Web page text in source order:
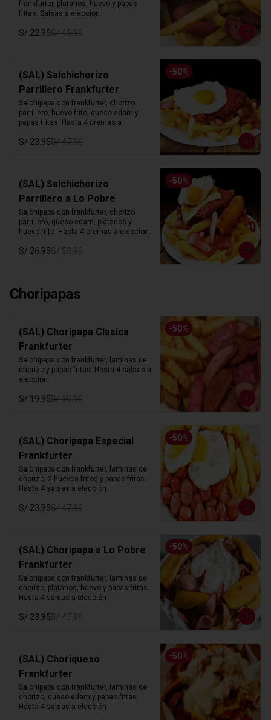
frankfurter, platanos, huevo y papas
fritas. Salsas a eleccion.
S/ 22.95S/ 45.90
-50%
(SAL) Salchichorizo
Parrillero Frankfurter
Salchipapa con frankfurter, chorizo
parrillero, huevo frito, queso edam y
papas fritas. Hasta 4 cremas a
S/ 23.95S/ 47.90
-50%
(SAL) Salchichorizo
Parrillero a Lo Pobre
Salchipapa con frankfurter, chorizo
parrillero, queso edam, plátanos y
huevo frito. Hasta 4 cremas a eleccion.
S/ 26.95S/ 53.90
Choripapas
-50%
(SAL) Choripapa Clasica
Frankfurter
Salchipapa con frankfurter, laminas de
chorizo y papas fritas. Hasta 4 salsas a
elección.
S/ 19.95S/ 39.90
-50%
(SAL) Choripapa Especial
Frankfurter
Salchipapa con frankfurter, laminas de
chorizo, 2 huevos fritos y papas fritas.
Hasta 4 salsas a elección.
S/ 23.95S/ 47.90
-50%
(SAL) Choripapa a Lo Pobre
Frankfurter
Salchipapa con frankfurter, laminas de
chorizo, platanos, huevo y papas fritas.
Hasta 4 salsas a elección.
S/ 23.95S/ 47.90
-50%
(SAL) Choriqueso
Frankfurter
Salchipapa con frankfurter, laminas de
chorizo, queso edam y papas fritas.
Hasta 4 salsas a elección.